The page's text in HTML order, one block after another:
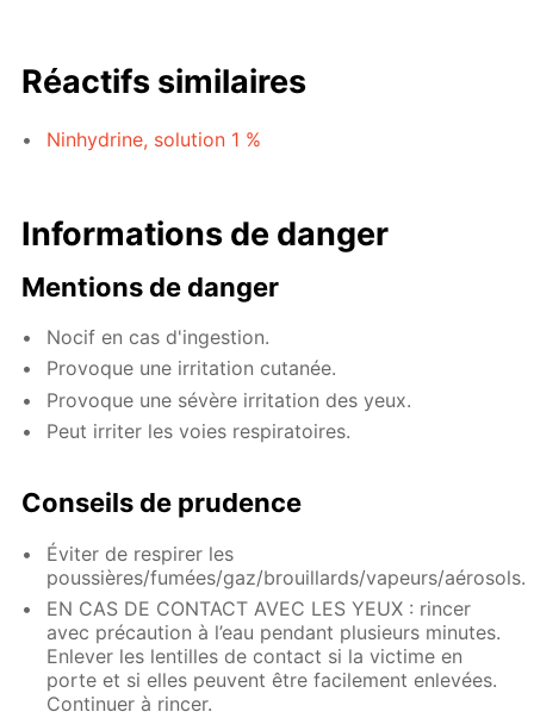
Réactifs similaires
Ninhydrine, solution 1 %
Informations de danger
Mentions de danger
Nocif en cas d'ingestion.
Provoque une irritation cutanée.
Provoque une sévère irritation des yeux.
Peut irriter les voies respiratoires.
Conseils de prudence
Éviter de respirer les
poussières/fumées/gaz/brouillards/vapeurs/aérosols.
EN CAS DE CONTACT AVEC LES YEUX : rincer
avec précaution à l’eau pendant plusieurs minutes.
Enlever les lentilles de contact si la victime en
porte et si elles peuvent être facilement enlevées.
Continuer à rincer.